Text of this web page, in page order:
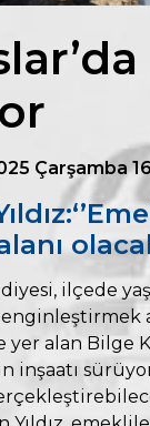
Çarşamba
ilçede
yer alan Bilge
inşaatı